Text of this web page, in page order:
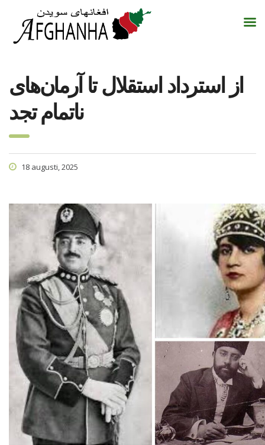
از استرداد استقلال تا آرمان‌های
ناتمام تجد
18 augusti, 2025